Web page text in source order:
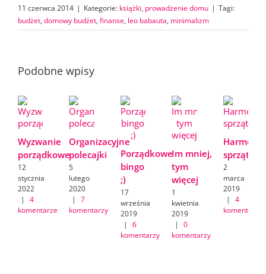
11 czerwca 2014 | Kategorie: książki, prowadzenie domu | Tagi:
budżet, domowy budżet, finanse, leo babauta, minimalizm
Podobne wpisy
Wyzwanie
porządkowe
12
stycznia
2022
|
4
komentarze
Organizacyjne
polecajki
5
lutego
2020
|
7
komentarzy
Porządkowe
bingo
;)
17
września
2019
|
6
komentarzy
Im mniej,
tym
więcej
1
kwietnia
2019
|
0
komentarzy
2
marca
2019
|
4
komentarze